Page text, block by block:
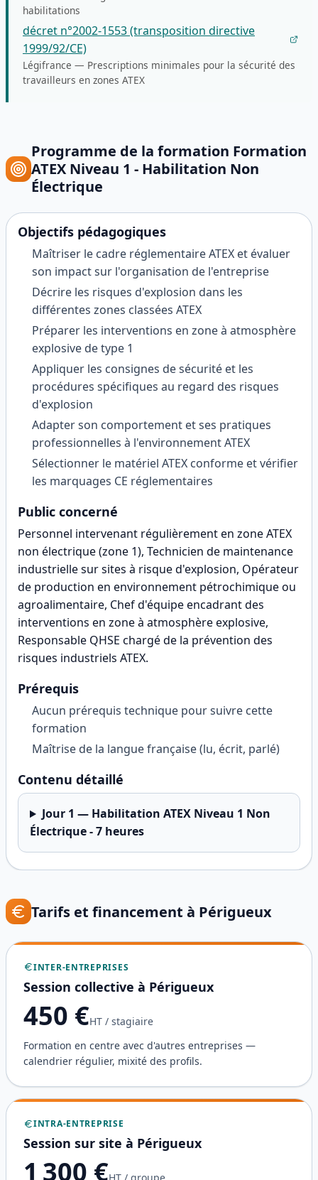
habilitations
décret n°2002-1553 (transposition directive
1999/92/CE)
Légifrance — Prescriptions minimales pour la sécurité des
travailleurs en zones ATEX
Programme de la formation Formation
ATEX Niveau 1 - Habilitation Non
Électrique
Objectifs pédagogiques
Maîtriser le cadre réglementaire ATEX et évaluer
son impact sur l'organisation de l'entreprise
Décrire les risques d'explosion dans les
différentes zones classées ATEX
Préparer les interventions en zone à atmosphère
explosive de type 1
Appliquer les consignes de sécurité et les
procédures spécifiques au regard des risques
d'explosion
Adapter son comportement et ses pratiques
professionnelles à l'environnement ATEX
Sélectionner le matériel ATEX conforme et vérifier
les marquages CE réglementaires
Public concerné
Personnel intervenant régulièrement en zone ATEX
non électrique (zone 1), Technicien de maintenance
industrielle sur sites à risque d'explosion, Opérateur
de production en environnement pétrochimique ou
agroalimentaire, Chef d'équipe encadrant des
interventions en zone à atmosphère explosive,
Responsable QHSE chargé de la prévention des
risques industriels ATEX.
Prérequis
Aucun prérequis technique pour suivre cette
formation
Maîtrise de la langue française (lu, écrit, parlé)
Contenu détaillé
Jour 1 — Habilitation ATEX Niveau 1 Non
Électrique - 7 heures
Tarifs et financement à Périgueux
INTER-ENTREPRISES
Session collective à Périgueux
450 €HT / stagiaire
Formation en centre avec d'autres entreprises —
calendrier régulier, mixité des profils.
INTRA-ENTREPRISE
Session sur site à Périgueux
1 300 €